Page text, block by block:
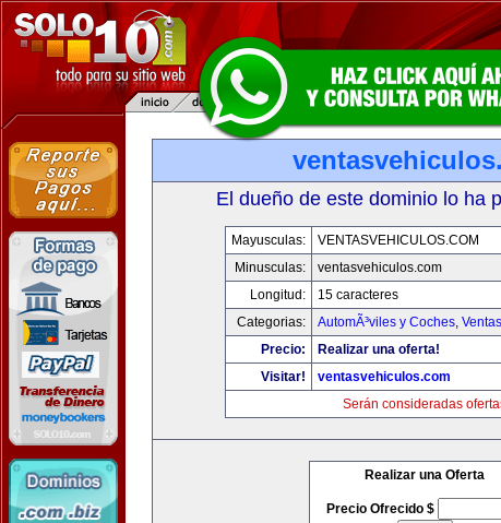
El dueño de este dominio lo ha
Mayusculas:
VENTASVEHICULOS.COM
Minusculas:
ventasvehiculos.com
Longitud:
15 caracteres
Categorias:
AutomÃ³viles y Coches,
Precio:
Realizar una oferta!
Visitar!
ventasvehiculos.com
Serán consideradas
Realizar una Oferta
Precio Ofrecido $